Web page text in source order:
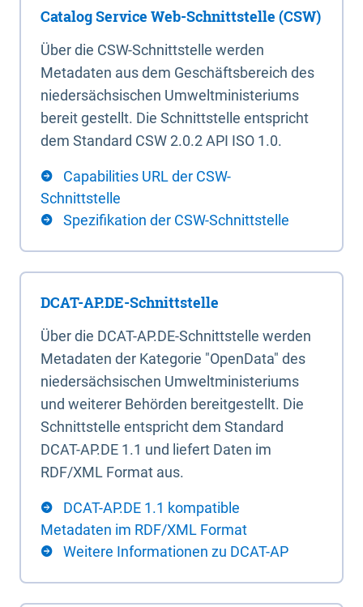
Catalog Service Web-Schnittstelle (CSW)
Über die CSW-Schnittstelle werden
Metadaten aus dem Geschäftsbereich des
niedersächsischen Umweltministeriums
bereit gestellt. Die Schnittstelle entspricht
dem Standard CSW 2.0.2 API ISO 1.0.
Capabilities URL der CSW-
Schnittstelle
Spezifikation der CSW-Schnittstelle
DCAT-AP.DE-Schnittstelle
Über die DCAT-AP.DE-Schnittstelle werden
Metadaten der Kategorie "OpenData" des
niedersächsischen Umweltministeriums
und weiterer Behörden bereitgestellt. Die
Schnittstelle entspricht dem Standard
DCAT-AP.DE 1.1 und liefert Daten im
RDF/XML Format aus.
DCAT-AP.DE 1.1 kompatible
Metadaten im RDF/XML Format
Weitere Informationen zu DCAT-AP